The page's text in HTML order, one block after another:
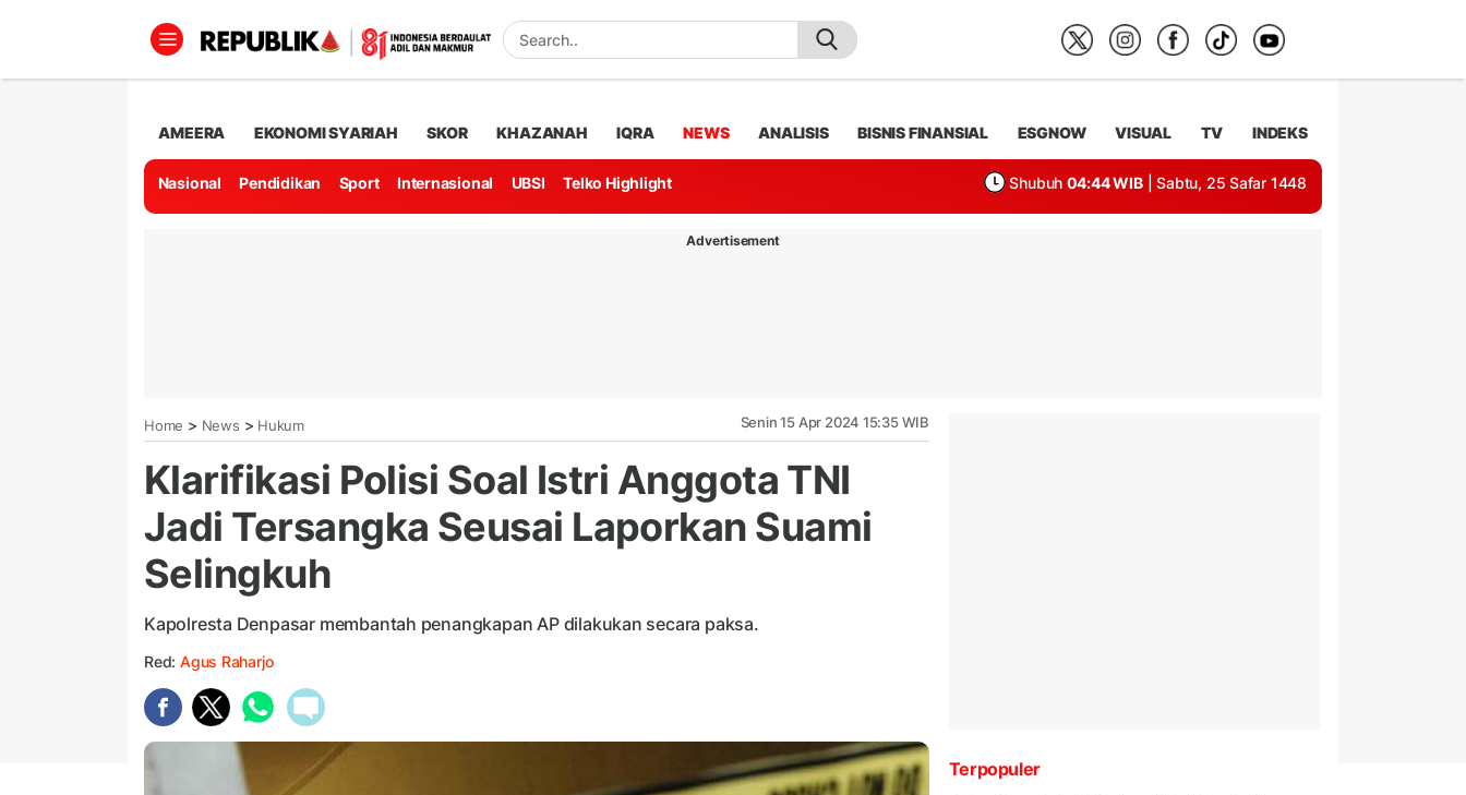
AMEERA EKONOMI SYARIAH SKOR KHAZANAH IQRA NEWS ANALISIS BISNIS FINANSIAL ESGNOW VISUAL TV INDEKS
Nasional Pendidikan Sport Internasional UBSI Telko Highlight Shubuh 04:44 WIB | Sabtu, 25 Safar 1448
Advertisement
Home > News > Hukum Senin 15 Apr 2024 15:35 WIB
Klarifikasi Polisi Soal Istri Anggota TNI
Jadi Tersangka Seusai Laporkan Suami
Selingkuh
Kapolresta Denpasar membantah penangkapan AP dilakukan secara paksa.
Red: Agus Raharjo
Terpopuler